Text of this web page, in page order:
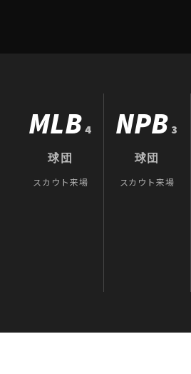
MLB4
球団
スカウト来場
NPB 3
球団
スカウト来場